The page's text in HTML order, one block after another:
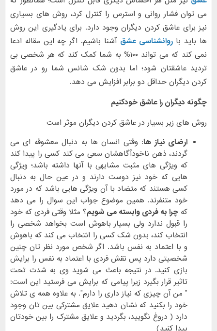
می توان فشار روانی و استرس را کنترل کرد، روش های بسیاری
نیز برای عاشق کردن دیگران وجود دارد. برای یادگیری این روش
ها باید باروانشناسی عشق آشنا باشیم. اگر چه این مقاله ادعا
نمی کند که می تواند ۱۰۰% به شما کمک کند که هر شخصی بی
تردید عاشقتان شود؛ اما بدون شک شانس شما رو در عاشق
کردن دیگران حداقل دو برابر افزایش می دهد.
چگونه دیگران را عاشق خودکنیم
روش های زیر بسیار در عاشق کردن دیگران موثر است
ارضای نیاز ها: وقتی انسان ها به دنبال معشوقه ای می
گردند، ذهن ناخودآگاهشان سعی می کند کسی را پیدا کند
که ویژگی های مثبت مشابهی با آنها داشته باشد؛ ویژگی
هایی که خود نیز دوست دارند و در عین حال به دنبال
کسی هستند که متضاد با آن ویژگی هایی باشد که در مورد
خود متنفرند. همین موضوع جواب این سوال را می دهد
کهچرا به فردی وابسته می شویم؟ مثلا وقتی فردی که خود
را قبول ندارد ولی بسیار باهوش است بخواهد شخصی را
انتخاب کند، بدون شک کسی را انتخاب می کند که باهوش
و با اعتماد به نفس باشد. اگر شخص مورد نظر تان چنین
شخصیتی دارد پس نقش فردی با اعتماد به نفس را برایش
بازی کنید. در نتیجه باعث می شوید وی به شدت تحت
تاثیر قرار بگیرد زیرا پیامی که برایش می فرستید این است:
” من آن چیزی که نیاز داری را دارم”. به علاوه همه ی تلاش
خود را بکنید که نشان دهید علایق مشترکی بین تان وجود
دارد ( دروغ نگویید، بگردید و علایق مشترک را بین خودتان
پیدا کنید)